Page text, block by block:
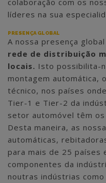
colaboração com os
líderes na sua
PRESENÇA GLOBAL
A nossa presença
rede de distribuição
locais. Isto possibilita-
montagem automática,
técnico, nos países
Tier-1 e Tier-2 da
setor automóvel têm
Desta maneira, as
automáticas,
para mais de 25 países
componentes da
noutras indústrias